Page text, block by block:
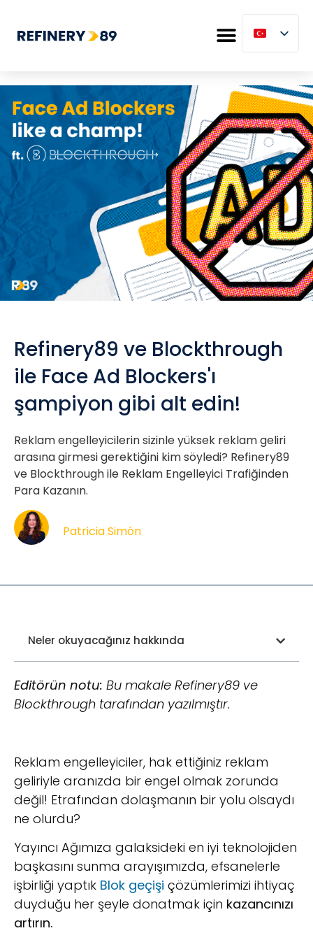
Refinery89 ve Blockthrough
ile Face Ad Blockers'ı
şampiyon gibi alt edin!
Reklam engelleyicilerin sizinle yüksek reklam geliri
arasına girmesi gerektiğini kim söyledi? Refinery89
ve Blockthrough ile Reklam Engelleyici Trafiğinden
Para Kazanın.
Patricia Simón
Neler okuyacağınız hakkında
Editörün notu: Bu makale Refinery89 ve
Blockthrough tarafından yazılmıştır.
Reklam engelleyiciler, hak ettiğiniz reklam
geliriyle aranızda bir engel olmak zorunda
değil! Etrafından dolaşmanın bir yolu olsaydı
ne olurdu?
Yayıncı Ağımıza galaksideki en iyi teknolojiden
başkasını sunma arayışımızda, efsanelerle
işbirliği yaptık Blok geçişi çözümlerimizi ihtiyaç
duyduğu her şeyle donatmak için kazancınızı
artırın.